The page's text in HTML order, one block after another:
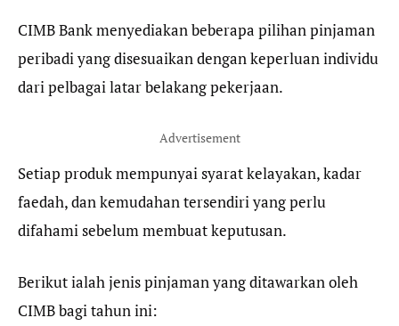
CIMB Bank menyediakan beberapa pilihan pinjaman
peribadi yang disesuaikan dengan keperluan individu
dari pelbagai latar belakang pekerjaan.
Advertisement
Setiap produk mempunyai syarat kelayakan, kadar
faedah, dan kemudahan tersendiri yang perlu
difahami sebelum membuat keputusan.
Berikut ialah jenis pinjaman yang ditawarkan oleh
CIMB bagi tahun ini: